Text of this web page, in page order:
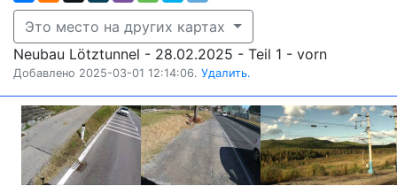
Это место на других картах
Neubau Lötztunnel - 28.02.2025 - Teil 1 - vorn
Добавлено 2025-03-01 12:14:06. Удалить.